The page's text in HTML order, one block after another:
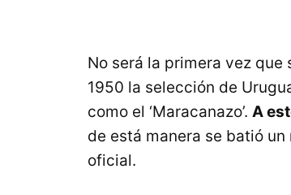
No será la primera vez que
1950 la selección de
como el ‘Maracanazo’. A
de está manera se batió
oficial.